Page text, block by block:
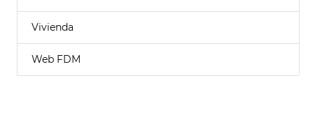
Vivienda
Web FDM